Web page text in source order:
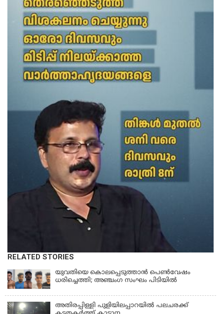
RELATED STORIES
യുവതിയെ കൊലപ്പെടുത്താൻ പെൺവേഷം
ധരിച്ചെത്തി; അഞ്ചംഗ സംഘം പിടിയിൽ
അതിരപ്പിള്ളി പുളിയിലപ്പാറയിൽ പലചരക്ക്